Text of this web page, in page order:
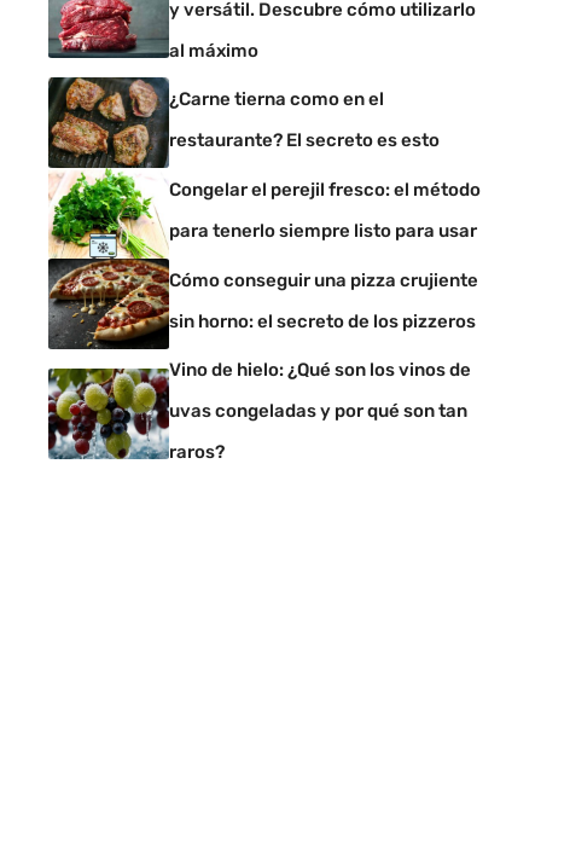
y versátil. Descubre cómo utilizarlo
al máximo
¿Carne tierna como en el
restaurante? El secreto es esto
Congelar el perejil fresco: el método
para tenerlo siempre listo para usar
Cómo conseguir una pizza crujiente
sin horno: el secreto de los pizzeros
Vino de hielo: ¿Qué son los vinos de
uvas congeladas y por qué son tan
raros?